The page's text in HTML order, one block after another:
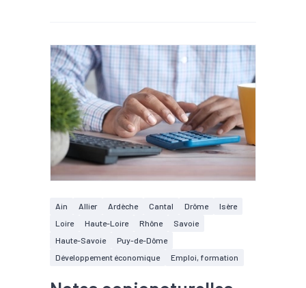
Ain Allier Ardèche Cantal Drôme
Isère
Loire
Haute-Loire Rhône
Savoie
Haute-Savoie
Puy-de-Dôme
Développement économique
Emploi, formation